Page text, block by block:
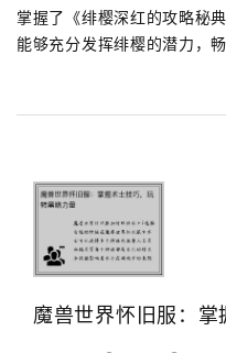
掌握了《绯樱深红的攻略秘
能够充分发挥绯樱的潜力，
魔兽世界怀旧服：